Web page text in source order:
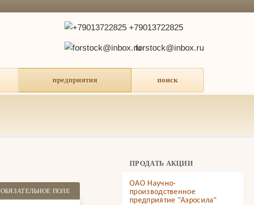
+79013722825
forstock@inbox.ru
предприятия поиск
ОБЯЗАТЕЛЬНОЕ ПОЛЕ
ПРОДАТЬ АКЦИИ
ОАО Научно-
производственное
предприятие "Аэросила"